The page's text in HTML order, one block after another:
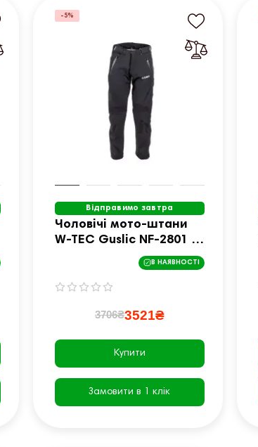
-5%
Відправимо завтра
Чоловічі мото-штани
W-TEC Guslic NF-2801 -
розмір S / чорний
В НАЯВНОСТІ
3706₴3521₴
Купити
Замовити в 1 клік